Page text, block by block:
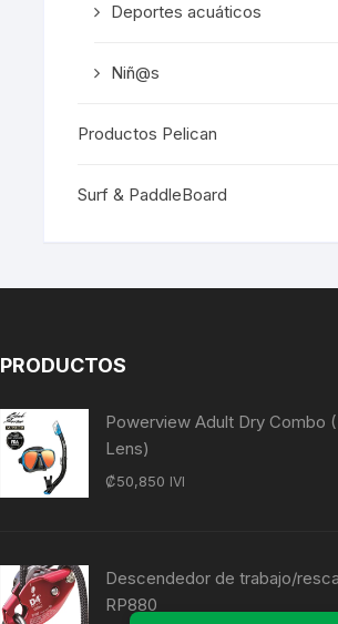
Deportes acuáticos
Niñ@s
Productos Pelican
Surf & PaddleBoard
PRODUCTOS
Powerview Adult Dry Combo
Lens)
₡50,850 IVI
Descendedor de trabajo/
RP880